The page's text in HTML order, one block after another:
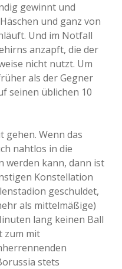
gewinnt und
und ganz von
Und im Notfall
anzapft, die der
nicht nutzt. Um
als der Gegner
seinen üblichen 10
gehen. Wenn das
nahtlos in die
werden kann, dann ist
Konstellation
geschuldet,
als mittelmäßige)
lang keinen Ball
zum mit
stets